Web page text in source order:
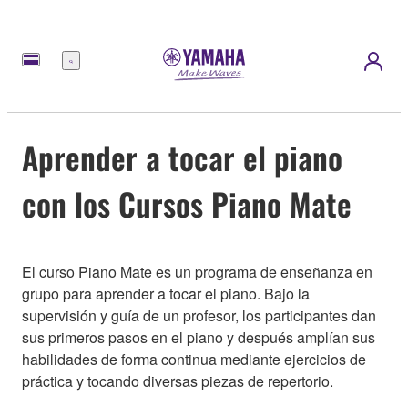
Menú
Aprender a tocar el piano
con los Cursos Piano Mate
El curso Piano Mate es un programa de enseñanza en
grupo para aprender a tocar el piano. Bajo la
supervisión y guía de un profesor, los participantes dan
sus primeros pasos en el piano y después amplían sus
habilidades de forma continua mediante ejercicios de
práctica y tocando diversas piezas de repertorio.